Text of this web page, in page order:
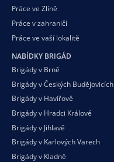
Práce ve Zlíně
Práce v zahraničí
Práce ve vaší lokalitě
NABÍDKY BRIGÁD
Brigády v Brně
Brigády v Českých Budějovicích
Brigády v Havířově
Brigády v Hradci Králové
Brigády v Jihlavě
Brigády v Karlových Varech
Brigády v Kladně